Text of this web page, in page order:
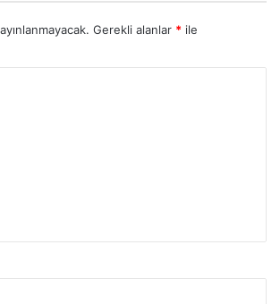
Gerekli alanlar * ile